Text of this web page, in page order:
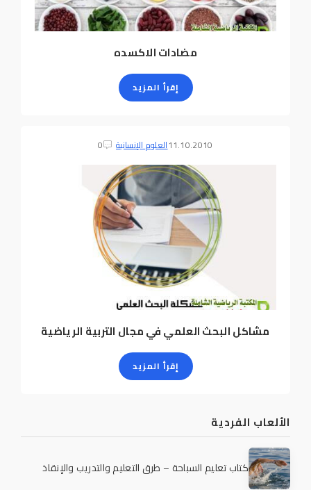
مضادات الاكسده
إقرأ المزيد
11.10.2010العلوم الإنسانية 0
مشاكل البحث العلمي في مجال التربية الرياضية
إقرأ المزيد
الألعاب الفردية
كتاب تعليم السباحة – طرق التعليم والتدريب والإنقاذ